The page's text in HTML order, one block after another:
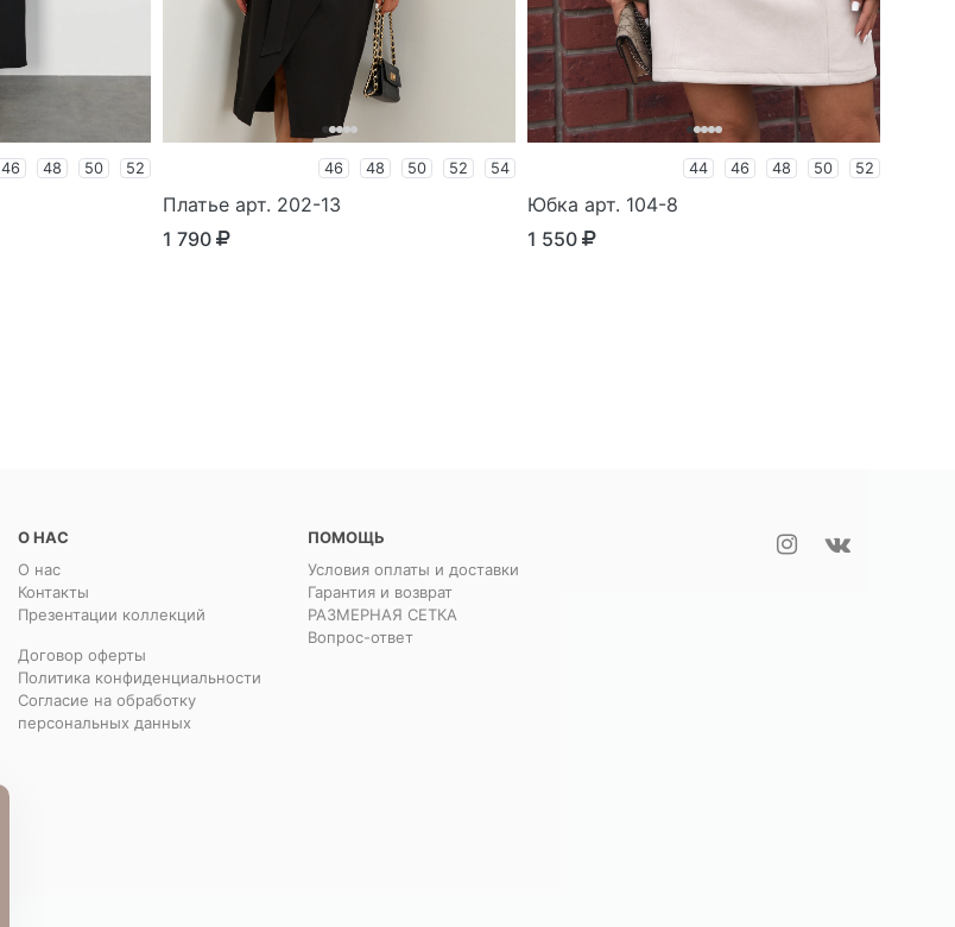
46 48 50 52 46 48 50 52 54
Платье арт. 202-13
1 790
44 46 48 50 52
Юбка арт. 104-8
1 550
О НАС
О нас
Контакты
Презентации коллекций
Договор оферты
Политика конфиденциальности
Согласие на обработку
персональных данных
ПОМОЩЬ
Условия оплаты и доставки
Гарантия и возврат
РАЗМЕРНАЯ СЕТКА
Вопрос-ответ